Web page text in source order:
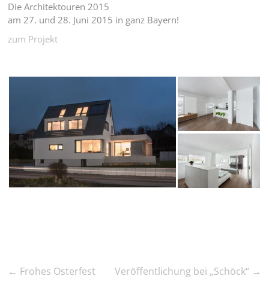
Die Architektouren 2015
am 27. und 28. Juni 2015 in ganz Bayern!
zum Projekt
← Frohes Osterfest Veröffentlichung bei „Schöck“ →